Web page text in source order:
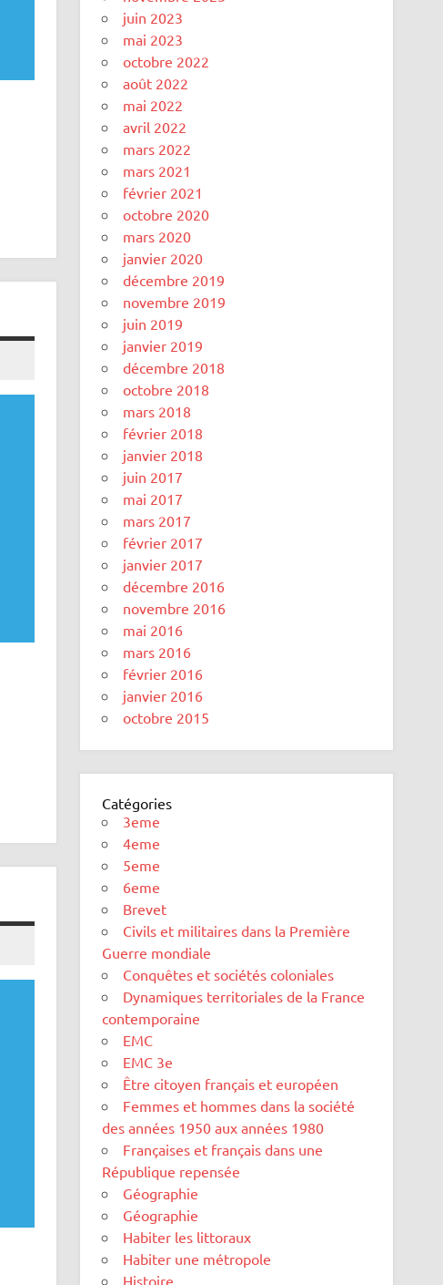
juin 2023
mai 2023
octobre 2022
août 2022
mai 2022
avril 2022
mars 2022
mars 2021
février 2021
octobre 2020
mars 2020
janvier 2020
décembre 2019
novembre 2019
juin 2019
janvier 2019
décembre 2018
octobre 2018
mars 2018
février 2018
janvier 2018
juin 2017
mai 2017
mars 2017
février 2017
janvier 2017
décembre 2016
novembre 2016
mai 2016
mars 2016
février 2016
janvier 2016
octobre 2015
Catégories
3eme
4eme
5eme
6eme
Brevet
Civils et militaires dans la Première
Guerre mondiale
Conquêtes et sociétés coloniales
Dynamiques territoriales de la France
contemporaine
EMC
EMC 3e
Être citoyen français et européen
Femmes et hommes dans la société
des années 1950 aux années 1980
Françaises et français dans une
République repensée
Géographie
Géographie
Habiter les littoraux
Habiter une métropole
Histoire